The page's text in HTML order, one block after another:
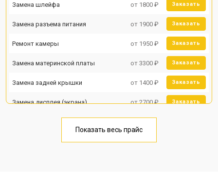
Замена шлейфа от 1800 ₽ Заказать
Замена разъема питания от 1900 ₽ Заказать
Ремонт камеры от 1950 ₽ Заказать
Замена материнской платы от 3300 ₽ Заказать
Замена задней крышки от 1400 ₽ Заказать
Замена дисплея (экрана) от 2700 ₽ Заказать
Замена кнопки включения от 1750 ₽
Показать весь прайс